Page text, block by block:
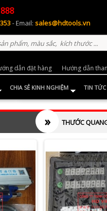
- Email: sales@hdtools.vn
dẫn đặt hàng Hướng dẫn
CHIA SẺ KINH NGHIỆM TIN TỨC
» THƯỚC